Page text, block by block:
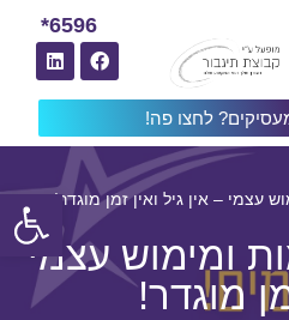
לחצו פה!
6596*
עצמי – אין גיל ואין זמן מוגדר!
ומימוש עצמי
מוגדר!